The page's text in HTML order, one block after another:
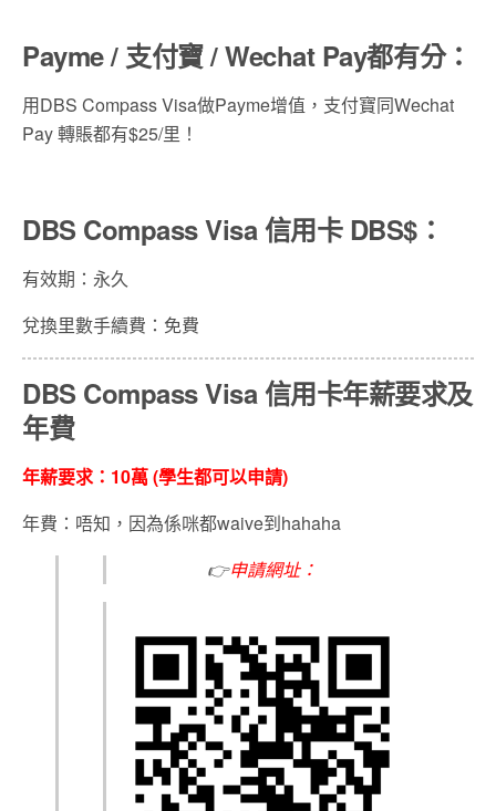
Payme / 支付寶 /Wechat Pay都有分：
用DBS Compass Visa做Payme增值，支付寶同Wechat
Pay 轉賬都有$25/里！
DBS Compass Visa 信用卡 DBS$ ：
有效期：永久
兌換里數手續費：免費
DBS Compass Visa 信用卡年薪要求及
年費
年薪要求： 10萬 (學生都可以申請)
年費：唔知，因為係咪都waive到hahaha
👉申請網址：